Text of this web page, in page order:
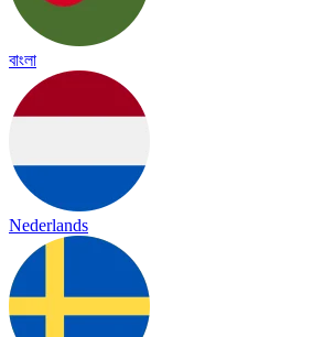
বাংলা
Nederlands